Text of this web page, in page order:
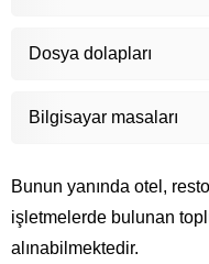
Dosya dolapları
Bilgisayar masaları
Bunun yanında otel,
işletmelerde bulunan
alınabilmektedir.